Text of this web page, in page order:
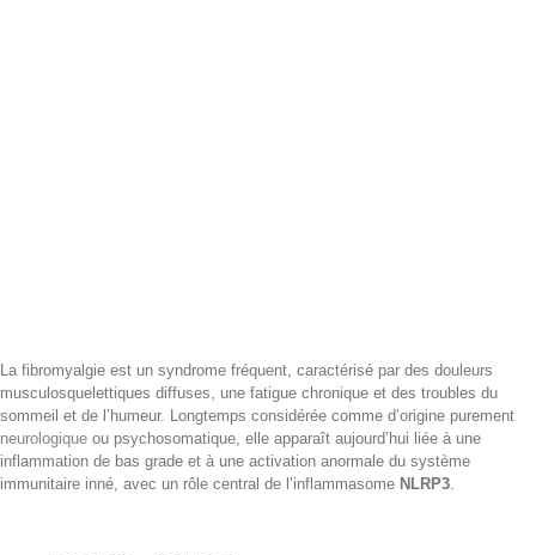
La fibromyalgie est un syndrome fréquent, caractérisé par des douleurs
musculosquelettiques diffuses, une fatigue chronique et des troubles du
sommeil et de l’humeur. Longtemps considérée comme d’origine purement
neurologique ou psychosomatique, elle apparaît aujourd’hui liée à une
inflammation de bas grade et à une activation anormale du système
immunitaire inné, avec un rôle central de l’inflammasome NLRP3.